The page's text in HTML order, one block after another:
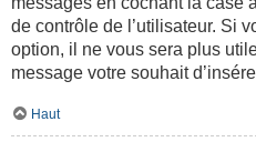
de contrôle de l’utilisateur. Si
option, il ne vous sera plus
message votre souhait
Haut